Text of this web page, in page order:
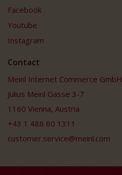
Facebook
Youtube
Instagram
Contact
Meinl Internet Commerce GmbH
Julius Meinl Gasse 3-7
1160 Vienna, Austria
+43 1 488 60 1311
customer.service@meinl.com